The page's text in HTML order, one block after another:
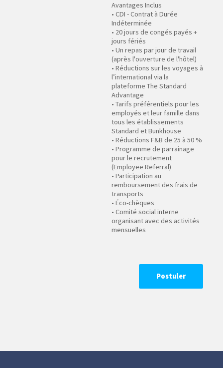
Avantages Inclus
• CDI - Contrat à Durée
Indéterminée
• 20 jours de congés payés +
jours fériés
• Un repas par jour de travail
(après l'ouverture de l'hôtel)
• Réductions sur les voyages à
l’international via la
plateforme The Standard
Advantage
• Tarifs préférentiels pour les
employés et leur famille dans
tous les établissements
Standard et Bunkhouse
• Réductions F&B de 25 à 50 %
• Programme de parrainage
pour le recrutement
(Employee Referral)
• Participation au
remboursement des frais de
transports
• Éco-chèques
• Comité social interne
organisant avec des activités
mensuelles
Postuler